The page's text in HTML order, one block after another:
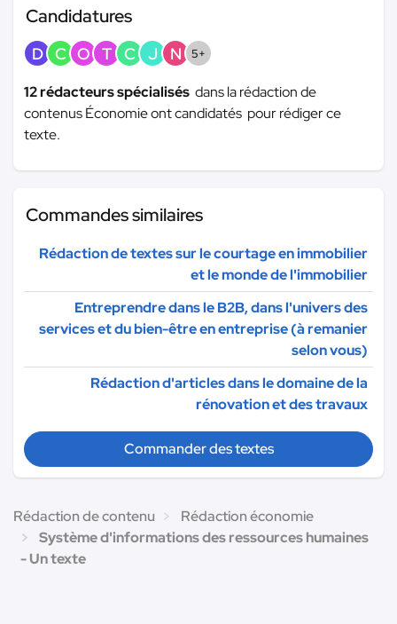
Candidatures
D C O T C J N 5+
12 rédacteurs spécialisés dans la rédaction de
contenus Économie ont candidatés pour rédiger ce
texte.
Commandes similaires
Rédaction de textes sur le courtage en immobilier
et le monde de l'immobilier
Entreprendre dans le B2B, dans l'univers des
services et du bien-être en entreprise (à remanier
selon vous)
Rédaction d'articles dans le domaine de la
rénovation et des travaux
Commander des textes
Rédaction de contenu
Rédaction économie
Système d'informations des ressources humaines
- Un texte